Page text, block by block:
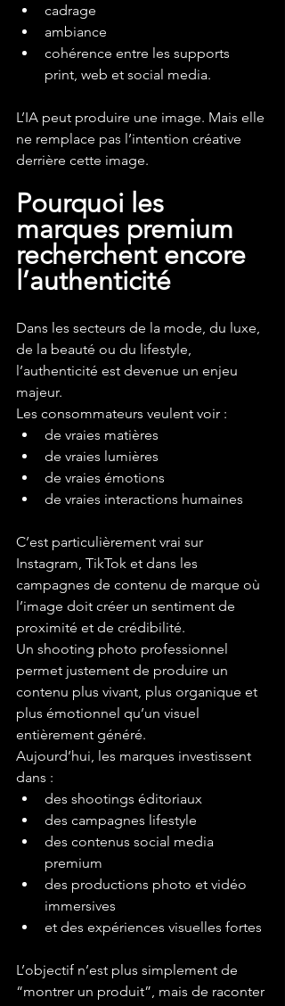
cadrage
ambiance
cohérence entre les supports
print, web et social media.
L’IA peut produire une image. Mais elle
ne remplace pas l’intention créative
derrière cette image.
Pourquoi les
marques premium
recherchent encore
l’authenticité
Dans les secteurs de la mode, du luxe,
de la beauté ou du lifestyle,
l’authenticité est devenue un enjeu
majeur.
Les consommateurs veulent voir :
de vraies matières
de vraies lumières
de vraies émotions
de vraies interactions humaines
C’est particulièrement vrai sur
Instagram, TikTok et dans les
campagnes de contenu de marque où
l’image doit créer un sentiment de
proximité et de crédibilité.
Un shooting photo professionnel
permet justement de produire un
contenu plus vivant, plus organique et
plus émotionnel qu’un visuel
entièrement généré.
Aujourd’hui, les marques investissent
dans :
des shootings éditoriaux
des campagnes lifestyle
des contenus social media
premium
des productions photo et vidéo
immersives
et des expériences visuelles fortes
L’objectif n’est plus simplement de
“montrer un produit”, mais de raconter